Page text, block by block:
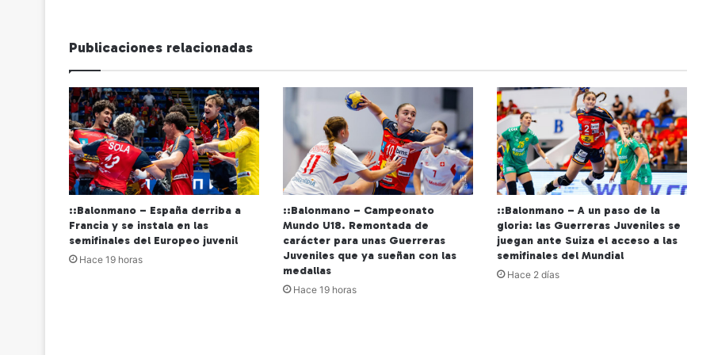
Publicaciones relacionadas
::Balonmano – España derriba a
Francia y se instala en las
semifinales del Europeo juvenil
Hace 19 horas
::Balonmano – Campeonato
Mundo U18. Remontada de
carácter para unas Guerreras
Juveniles que ya sueñan con las
medallas
Hace 19 horas
::Balonmano – A un paso de la
gloria: las Guerreras Juveniles se
juegan ante Suiza el acceso a las
semifinales del Mundial
Hace 2 días